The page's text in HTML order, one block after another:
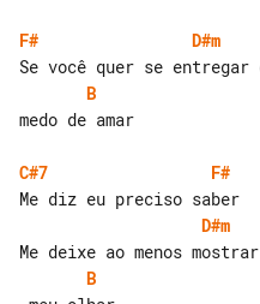
F#
D#m
B
medo de amar
C#7
F#
D#m
B